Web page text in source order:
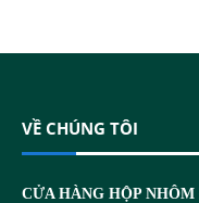
VỀ CHÚNG TÔI
CỬA HÀNG HỘP